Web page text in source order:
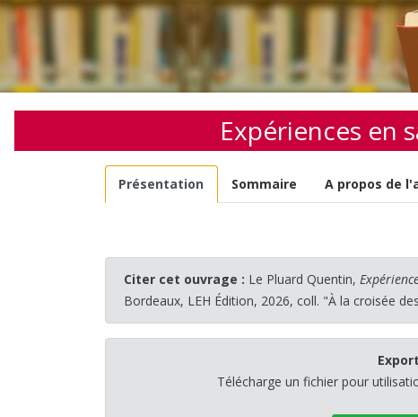
Expériences en
Présentation Sommaire A propos de
Citer cet ouvrage : Le Pluard Quentin,
Bordeaux, LEH Édition, 2026, coll. "À la croisée
Télécharge un fichier pour